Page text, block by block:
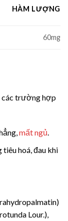
HÀM LƯỢNG
60mg
các trường hợp
mất ngủ.
hoá, đau khi
Lour.),